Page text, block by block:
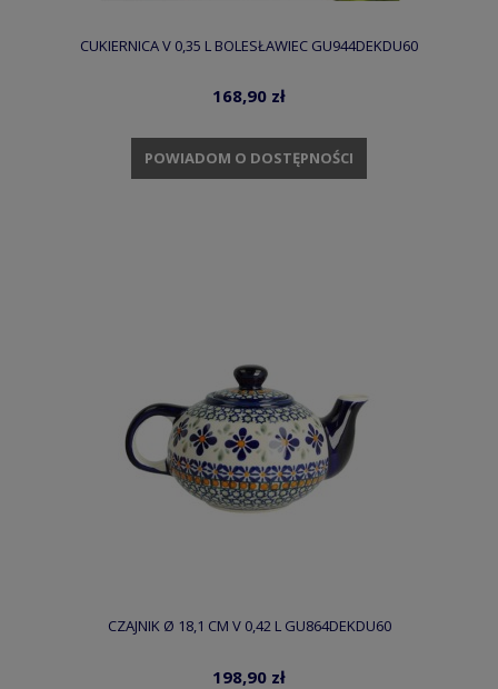
CUKIERNICA V 0,35 L BOLESŁAWIEC GU944DEKDU60
168,90 zł
POWIADOM O DOSTĘPNOŚCI
CZAJNIK Ø 18,1 CM V 0,42 L GU864DEKDU60
198,90 zł